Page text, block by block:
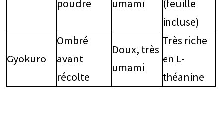
poudre
umami
(feuille
incluse)
Gyokuro
Ombré
avant
récolte
Doux, très
umami
Très riche
en L-
théanine